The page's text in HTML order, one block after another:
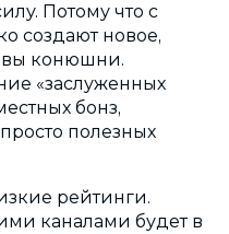
Потому что с
создают новое,
конюшни.
«заслуженных
бонз,
полезных
рейтинги.
каналами будет в